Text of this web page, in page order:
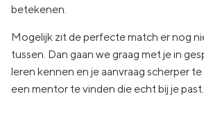
betekenen.
Mogelijk zit deperfecte match er nog
tussen. Dan gaan we graag met je in
leren kennen en je aanvraag scherper
een mentor te vinden die echt bij je past.